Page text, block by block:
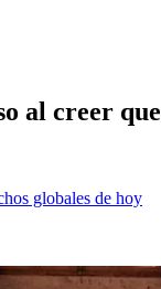
al creer
globales de hoy